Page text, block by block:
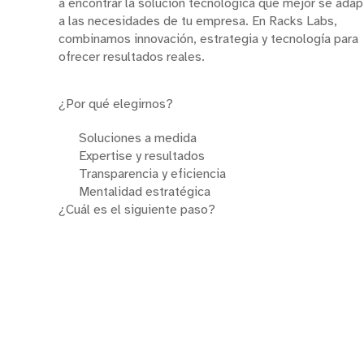
a las necesidades de tu empresa. En Racks Labs,
combinamos innovación, estrategia y tecnología para
ofrecer resultados reales.
¿Por qué elegirnos?
Soluciones a medida
Expertise y resultados
Transparencia y eficiencia
Mentalidad estratégica
¿Cuál es el siguiente paso?